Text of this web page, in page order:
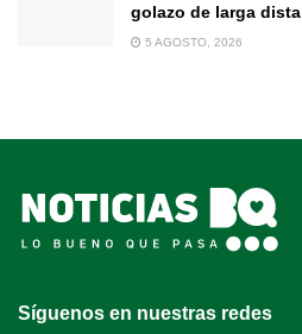
golazo de larga
5 AGOSTO, 2026
Síguenos en nuestras redes